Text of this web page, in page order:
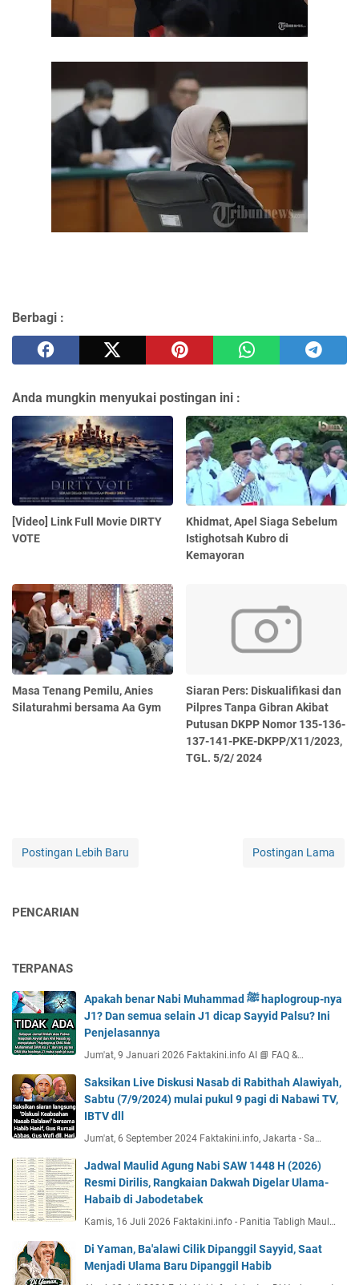
Berbagi :
Anda mungkin menyukai postingan ini :
[Video] Link Full Movie DIRTY
VOTE
Khidmat, Apel Siaga Sebelum
Istighotsah Kubro di
Kemayoran
Masa Tenang Pemilu, Anies
Silaturahmi bersama Aa Gym
Siaran Pers: Diskualifikasi dan
Pilpres Tanpa Gibran Akibat
Putusan DKPP Nomor 135-136-
137-141-PKE-DKPP/X11/2023,
TGL. 5/2/ 2024
Postingan Lebih Baru Postingan Lama
PENCARIAN
TERPANAS
Apakah benar Nabi Muhammad ﷺ haplogroup-nya
J1? Dan semua selain J1 dicap Sayyid Palsu? Ini
Penjelasannya
Jum'at, 9 Januari 2026 Faktakini.info AI 📘 FAQ &…
Saksikan Live Diskusi Nasab di Rabithah Alawiyah,
Sabtu (7/9/2024) mulai pukul 9 pagi di Nabawi TV,
IBTV dll
Jum'at, 6 September 2024 Faktakini.info, Jakarta - Sa…
Jadwal Maulid Agung Nabi SAW 1448 H (2026)
Resmi Dirilis, Rangkaian Dakwah Digelar Ulama-
Habaib di Jabodetabek
Kamis, 16 Juli 2026 Faktakini.info - Panitia Tabligh Maul…
Di Yaman, Ba'alawi Cilik Dipanggil Sayyid, Saat
Menjadi Ulama Baru Dipanggil Habib